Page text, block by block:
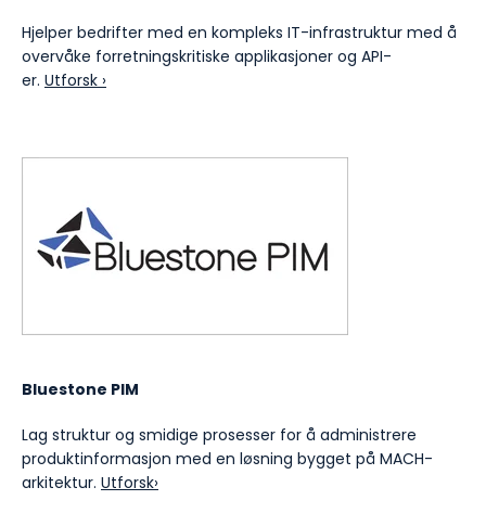
Hjelper bedrifter med en kompleks IT-infrastruktur med å
overvåke forretningskritiske applikasjoner og API-
er. Utforsk ›
Bluestone PIM
Lag struktur og smidige prosesser for å administrere
produktinformasjon med en løsning bygget på MACH-
arkitektur. Utforsk›